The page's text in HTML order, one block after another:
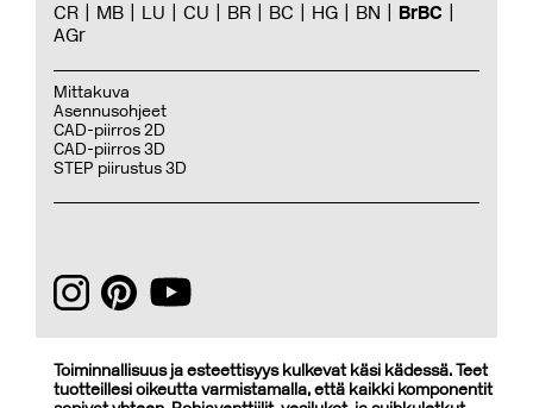
CR MB LU CU BR BC HG BN
BrBC
AGr
Mittakuva
Asennusohjeet
CAD-piirros 2D
CAD-piirros 3D
STEP piirustus 3D
Toiminnallisuus ja esteettisyys kulkevat käsi kädessä. Teet
tuotteillesi oikeutta varmistamalla, että kaikki komponentit